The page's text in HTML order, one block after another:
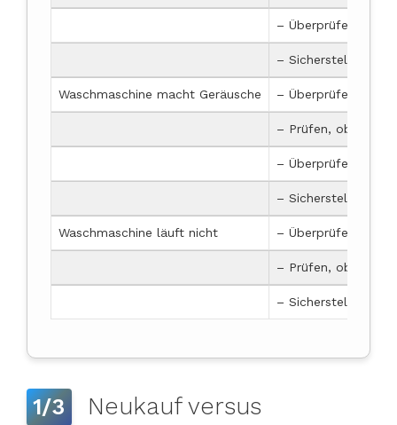
– Überprüfen, ob
– Sicherstellen,
Waschmaschine macht Geräusche – Überprüfen, ob
– Prüfen, ob der
– Überprüfen, ob
– Sicherstellen,
Waschmaschine läuft nicht – Überprüfen, ob
– Prüfen, ob der
– Sicherstellen,
1/3
Neukauf versus